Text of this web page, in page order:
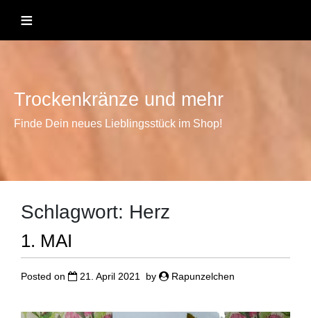
content
≡
Trockenkränze und mehr
Finde Dein neues Lieblingsstück im Shop!
Schlagwort: Herz
1. MAI
Posted on 21. April 2021 by Rapunzelchen